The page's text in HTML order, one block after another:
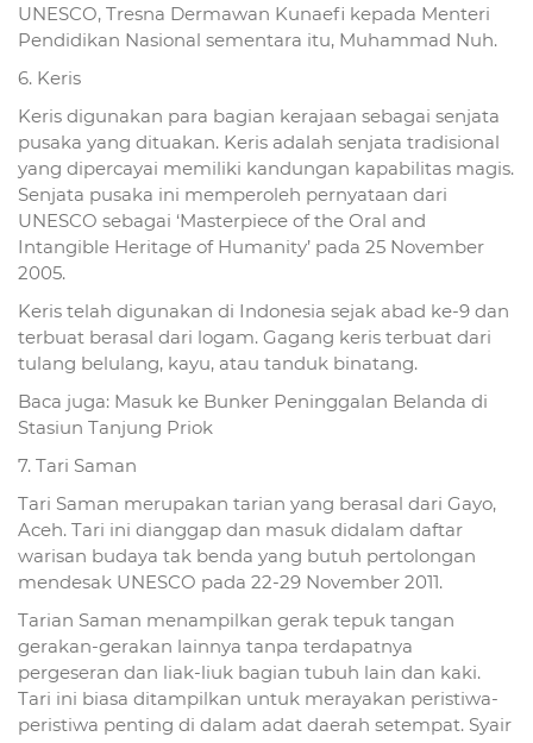
UNESCO, Tresna Dermawan Kunaefi kepada Menteri
Pendidikan Nasional sementara itu, Muhammad Nuh.
6. Keris
Keris digunakan para bagian kerajaan sebagai senjata
pusaka yang dituakan. Keris adalah senjata tradisional
yang dipercayai memiliki kandungan kapabilitas magis.
Senjata pusaka ini memperoleh pernyataan dari
UNESCO sebagai ‘Masterpiece of the Oral and
Intangible Heritage of Humanity’ pada 25 November
2005.
Keris telah digunakan di Indonesia sejak abad ke-9 dan
terbuat berasal dari logam. Gagang keris terbuat dari
tulang belulang, kayu, atau tanduk binatang.
Baca juga: Masuk ke Bunker Peninggalan Belanda di
Stasiun Tanjung Priok
7. Tari Saman
Tari Saman merupakan tarian yang berasal dari Gayo,
Aceh. Tari ini dianggap dan masuk didalam daftar
warisan budaya tak benda yang butuh pertolongan
mendesak UNESCO pada 22-29 November 2011.
Tarian Saman menampilkan gerak tepuk tangan
gerakan-gerakan lainnya tanpa terdapatnya
pergeseran dan liak-liuk bagian tubuh lain dan kaki.
Tari ini biasa ditampilkan untuk merayakan peristiwa-
peristiwa penting di dalam adat daerah setempat. Syair